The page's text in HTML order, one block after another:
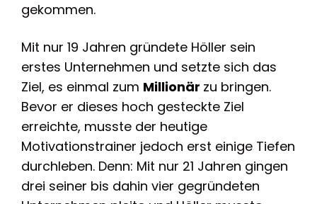
gekommen.
Mit nur 19 Jahren gründete Höller sein
erstes Unternehmen und setzte sich das
Ziel, es einmal zum Millionär zu bringen.
Bevor er dieses hoch gesteckte Ziel
erreichte, musste der heutige
Motivationstrainer jedoch erst einige Tiefen
durchleben. Denn: Mit nur 21 Jahren gingen
drei seiner bis dahin vier gegründeten